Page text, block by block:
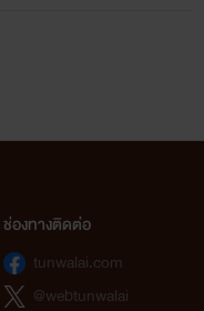
ามรัก (เล่มจบ)
ช่องทางติดต่อ
tunwalai.com
@webtunwalai